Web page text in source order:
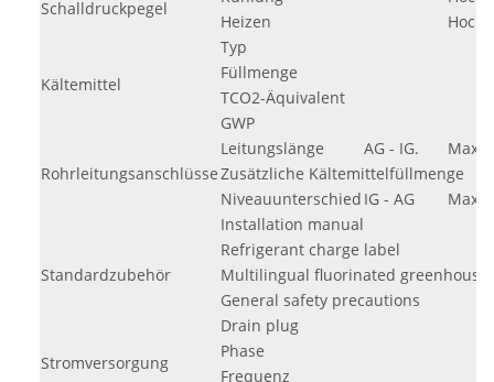
Schalldruckpegel
Heizen
Hoch
Kältemittel
Typ
Füllmenge
TCO2-Äquivalent
GWP
Rohrleitungsanschlüsse
Leitungslänge AG - IG.
Max.
Zusätzliche Kältemittelfüllmenge
Niveauunterschied IG - AG Max.
Standardzubehör
Installation manual
Refrigerant charge label
Multilingual fluorinated greenhouse
General safety precautions
Drain plug
Stromversorgung
Phase
Frequenz